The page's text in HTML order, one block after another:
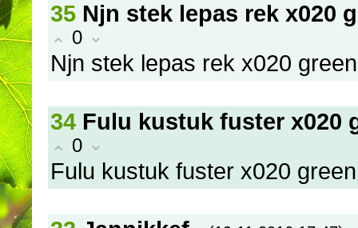
35 Njn stek lepas rek x020
0
Njn stek lepas rek x020
34 Fulu kustuk fuster x020
0
Fulu kustuk fuster x020